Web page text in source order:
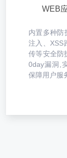
支持常见的
支持基于常
WEB
内置多种防
注入、XSS
传等安全防
0day漏洞,
保障用户服